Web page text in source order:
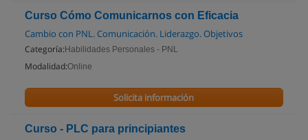
Curso Cómo Comunicarnos con Eficacia
Cambio con PNL. Comunicación. Liderazgo. Objetivos
Categoría: Habilidades Personales - PNL
Modalidad:Online
Solicita información
Curso - PLC para principiantes